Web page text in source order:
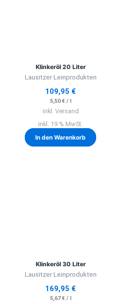
Klinkeröl 20 Liter
Lausitzer Leinprodukten
109,95 €
5,50€/ l
inkl. Versand
inkl. 19 % MwSt.
In den Warenkorb
Klinkeröl 30 Liter
Lausitzer Leinprodukten
169,95 €
5,67€/